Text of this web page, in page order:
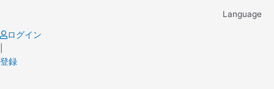
content
Language
ログイン
登録